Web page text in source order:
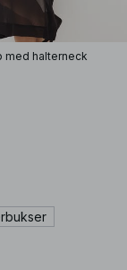
med halterneck